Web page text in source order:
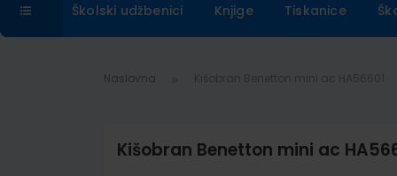
Školski udžbenici Knjige Tiskanice
Naslovna
Kišobran Benetton mini ac